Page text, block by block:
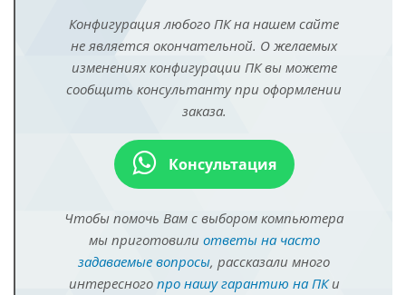
Конфигурация любого ПК на нашем сайте
не является окончательной. О желаемых
изменениях конфигурации ПК вы можете
сообщить консультанту при оформлении
заказа.
Консультация
Чтобы помочь Вам с выбором компьютера
мы приготовили ответы на часто
задаваемые вопросы, рассказали много
интересного про нашу гарантию на ПКи